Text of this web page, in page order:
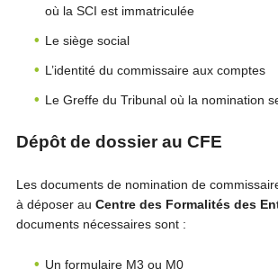
où la SCI est immatriculée
Le siège social
L’identité du commissaire aux comptes
Le Greffe du Tribunal où la nomination
Dépôt de dossier au CFE
Les documents de nomination de
à déposer au Centre des Formalités des
documents nécessaires sont :
Un formulaire M3 ou M0